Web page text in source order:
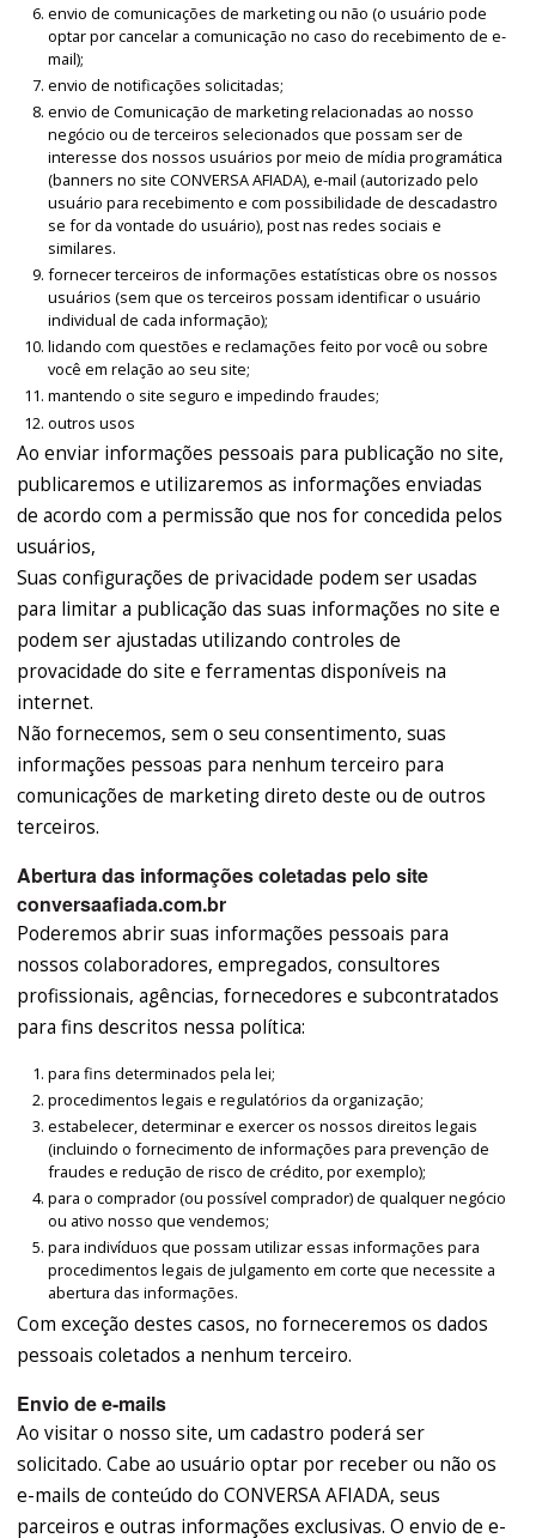
envio de comunicações de marketing ou não (o usuário pode
optar por cancelar a comunicação no caso do recebimento de e-
mail);
envio de notificações solicitadas;
envio de Comunicação de marketing relacionadas ao nosso
negócio ou de terceiros selecionados que possam ser de
interesse dos nossos usuários por meio de mídia programática
(banners no site CONVERSA AFIADA), e-mail (autorizado pelo
usuário para recebimento e com possibilidade de descadastro
se for da vontade do usuário), post nas redes sociais e
similares.
fornecer terceiros de informações estatísticas obre os nossos
usuários (sem que os terceiros possam identificar o usuário
individual de cada informação);
lidando com questões e reclamações feito por você ou sobre
você em relação ao seu site;
mantendo o site seguro e impedindo fraudes;
outros usos
Ao enviar informações pessoais para publicação no site,
publicaremos e utilizaremos as informações enviadas
de acordo com a permissão que nos for concedida pelos
usuários,
Suas configurações de privacidade podem ser usadas
para limitar a publicação das suas informações no site e
podem ser ajustadas utilizando controles de
provacidade do site e ferramentas disponíveis na
internet.
Não fornecemos, sem o seu consentimento, suas
informações pessoas para nenhum terceiro para
comunicações de marketing direto deste ou de outros
terceiros.
Abertura das informações coletadas pelo site
conversaafiada.com.br
Poderemos abrir suas informações pessoais para
nossos colaboradores, empregados, consultores
profissionais, agências, fornecedores e subcontratados
para fins descritos nessa política:
para fins determinados pela lei;
procedimentos legais e regulatórios da organização;
estabelecer, determinar e exercer os nossos direitos legais
(incluindo o fornecimento de informações para prevenção de
fraudes e redução de risco de crédito, por exemplo);
para o comprador (ou possível comprador) de qualquer negócio
ou ativo nosso que vendemos;
para indivíduos que possam utilizar essas informações para
procedimentos legais de julgamento em corte que necessite a
abertura das informações.
Com exceção destes casos, no forneceremos os dados
pessoais coletados a nenhum terceiro.
Envio de e-mails
Ao visitar o nosso site, um cadastro poderá ser
solicitado. Cabe ao usuário optar por receber ou não os
e-mails de conteúdo do CONVERSA AFIADA, seus
parceiros e outras informações exclusivas. O envio de e-